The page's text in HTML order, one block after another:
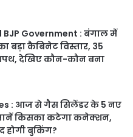
BJP Government : बंगाल में
बड़ा कैबिनेट विस्तार, 35
देखिए कौन-कौन बना
: आज से गैस सिलेंडर के 5 नए
किसका कटेगा कनेक्शन,
होगी बुकिंग?